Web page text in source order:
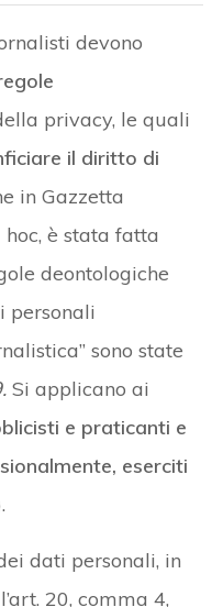
devono
privacy, le quali
il diritto di
in Gazzetta
è stata fatta
deontologiche
personali
sono state
Si applicano ai
e praticanti e
eserciti
dati personali, in
20, comma 4,